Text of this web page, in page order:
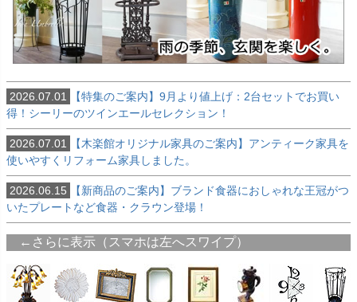
2026.07.01
【特集のご案内】9月より値上げ：2台セットでお買い
得！シーリーのツインエールセレクション！
2026.07.01
【木楽館オリジナル家具のご案内】アンティーク家具を
使いやすくリフォーム家具しました。
2026.06.15
【新商品のご案内】ブランド食器におしゃれな王冠がつ
いたプレートなど食器・クラウン登場！